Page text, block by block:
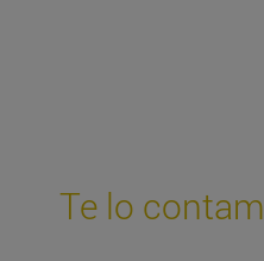
Te lo